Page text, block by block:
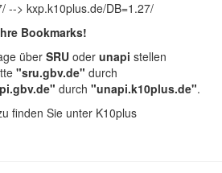
--> kxp.k10plus.de/DB=1.27/
Bookmarks!
über SRU oder unapi stellen
"sru.gbv.de" durch
durch "unapi.k10plus.de".
finden Sie unter K10plus